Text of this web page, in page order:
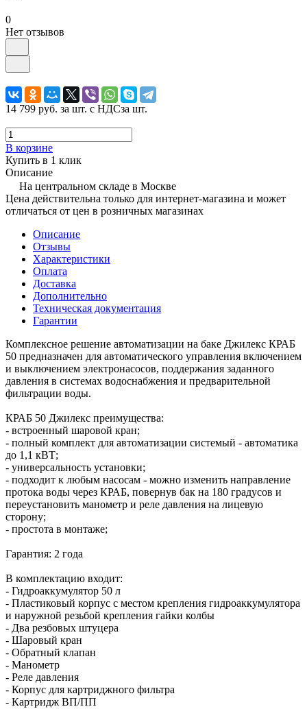
0
Нет отзывов
14 799 руб. за шт. с НДСза шт.
В корзине
Купить в 1 клик
Описание
На центральном складе в Москве
Цена действительна только для интернет-магазина и может
отличаться от цен в розничных магазинах
Описание
Отзывы
Характеристики
Оплата
Доставка
Дополнительно
Техническая документация
Гарантии
Комплексное решение автоматизации на баке Джилекс КРАБ
50 предназначен для автоматического управления включением
и выключением электронасосов, поддержания заданного
давления в системах водоснабжения и предварительной
фильтрации воды.
КРАБ 50 Джилекс преимущества:
- встроенный шаровой кран;
- полный комплект для автоматизации системый - автоматика
до 1,1 кВТ;
- универсальность установки;
- подходит к любым насосам - можно изменить направление
протока воды через КРАБ, повернув бак на 180 градусов и
переустановить манометр и реле давления на лицевую
сторону;
- простота в монтаже;
Гарантия: 2 года
В комплектацию входит:
- Гидроаккумулятор 50 л
- Пластиковый корпус с местом крепления гидроаккумулятора
и наружной резьбой крепления гайки колбы
- Два резбовых штуцера
- Шаровый кран
- Обратный клапан
- Манометр
- Реле давления
- Корпус для картриджного фильтра
- Картридж ВП/ПП